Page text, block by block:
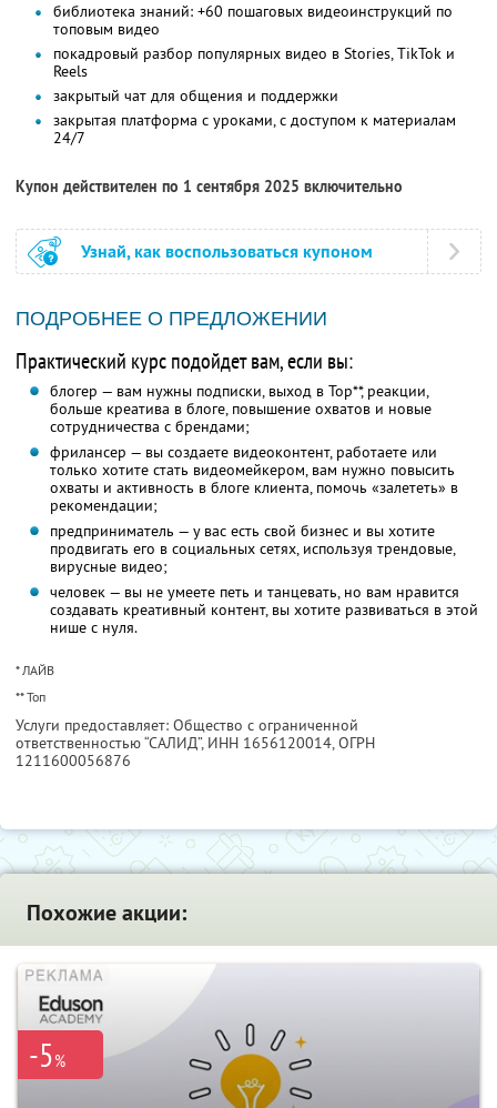
библиотека знаний: +60 пошаговых видеоинструкций по
топовым видео
покадровый разбор популярных видео в Stories, TikTok и
Reels
закрытый чат для общения и поддержки
закрытая платформа с уроками, с доступом к материалам
24/7
Купон действителен по 1 сентября 2025 включительно
Узнай, как воспользоваться купоном
ПОДРОБНЕЕ О ПРЕДЛОЖЕНИИ
Практический курс подойдет вам, если вы:
блогер — вам нужны подписки, выход в Top**, реакции,
больше креатива в блоге, повышение охватов и новые
сотрудничества с брендами;
фрилансер — вы создаете видеоконтент, работаете или
только хотите стать видеомейкером, вам нужно повысить
охваты и активность в блоге клиента, помочь «залететь» в
рекомендации;
предприниматель — у вас есть свой бизнес и вы хотите
продвигать его в социальных сетях, используя трендовые,
вирусные видео;
человек — вы не умеете петь и танцевать, но вам нравится
создавать креативный контент, вы хотите развиваться в этой
нише с нуля.
* ЛАЙВ
** Топ
Услуги предоставляет: Общество с ограниченной
ответственностью “САЛИД”, ИНН 1656120014, ОГРН
1211600056876
Похожие акции:
-5%